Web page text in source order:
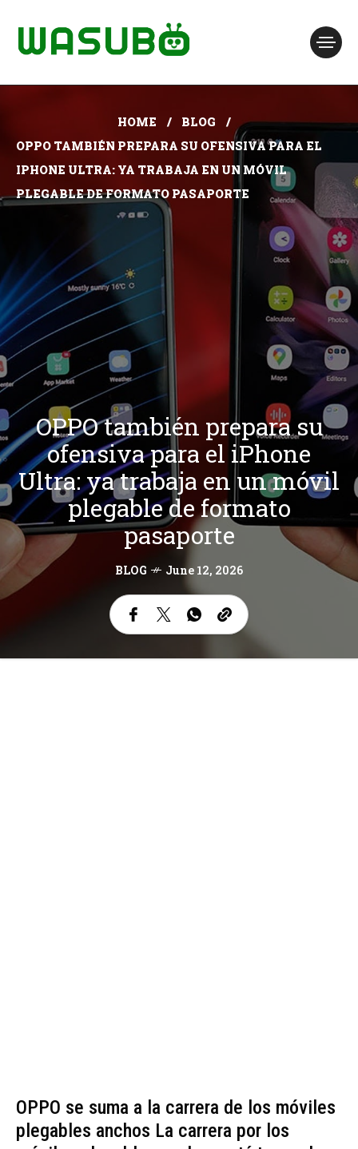
HOME
BLOG
OPPO TAMBIÉN PREPARA SU OFENSIVA PARA EL
IPHONE ULTRA: YA TRABAJA EN UN MÓVIL
PLEGABLE DE FORMATO PASAPORTE
OPPO también prepara su
ofensiva para el iPhone
Ultra: ya trabaja en un móvil
plegable de formato
pasaporte
BLOG June 12, 2026
OPPO se suma a la carrera de los móviles
plegables anchos La carrera por los